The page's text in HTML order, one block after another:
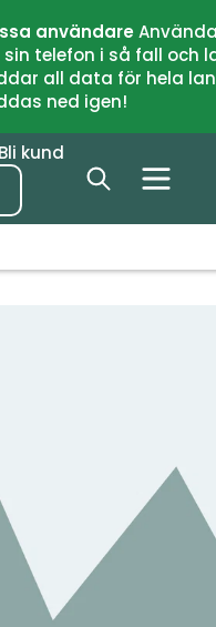
användare
telefon i så fall
all data för hela
ned igen!
Bli kund